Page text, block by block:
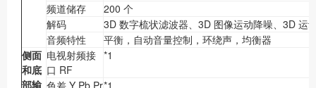
频道储存
200 个
解码
3D 数字梳状滤波器、3D 图像运动降噪、3D 运
音频特性
平衡，自动音量控制，环绕声，均衡器
侧面
和底
部输
电视射频接
口 RF
*1
色差 Y Pb Pr*1